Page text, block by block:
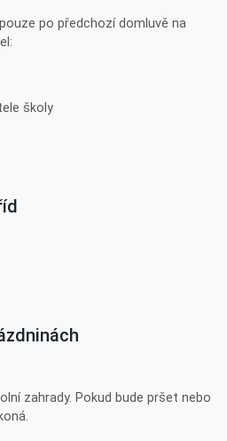
po předchozí domluvě na
školy
zahrady. Pokud bude pršet nebo